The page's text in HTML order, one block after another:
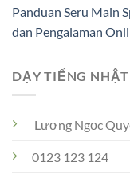
Panduan Seru Main
dan Pengalaman
DẠY TIẾNG
Lương Ngọc
0123 123 124